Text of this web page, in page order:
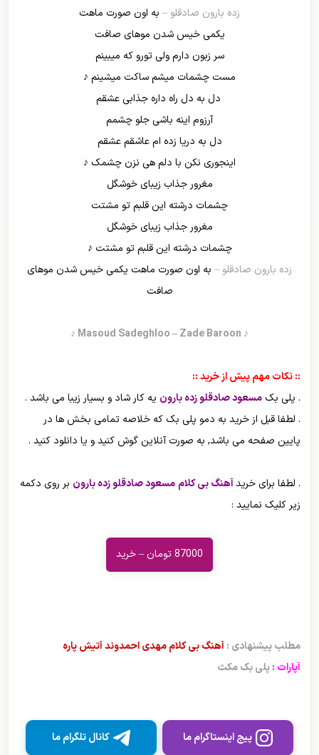
زده بارون صادقلو – به اون صورت ماهت
یکمی خیس شدن موهای صافت
سر زبون دارم ولی تورو که میبینم
مست چشمات میشم ساکت میشینم ♪
دل به دل راه داره جذابی عشقم
آرزوم اینه باشی جلو چشمم
دل به دریا زده ام عاشقم عشقم
اینجوری نکن با دلم هی نزن چشمک ♪
مغرور جذاب زیبای خوشگل
چشمات درشته این قلبم تو مشتت
مغرور جذاب زیبای خوشگل
چشمات درشته این قلبم تو مشتت ♪
زده بارون صادقلو – به اون صورت ماهت یکمی خیس شدن موهای
صافت
♪ Masoud Sadeghloo – Zade Baroon ♪
:: نکات مهم پیش از خرید ::
. پلی بکمسعود صادقلو زده بارون یه کار شاد و بسیار زیبا می باشد .
. لطفا قبل از خرید به دمو پلی بک که خلاصه تمامی بخش ها در
پایین صفحه می باشد, به صورت آنلاین گوش کنید و یا دانلود کنید .
. لطفا برای خریدآهنگ بی کلام مسعود صادقلو زده بارون بر روی دکمه
زیر کلیک نمایید :
87000 تومان – خرید
مطلب پیشنهادی :آهنگ بی کلام مهدی احمدوند آتیش پاره
آپارات :پلی بک مکث
پیج اینستاگرام ما کانال تلگرام ما